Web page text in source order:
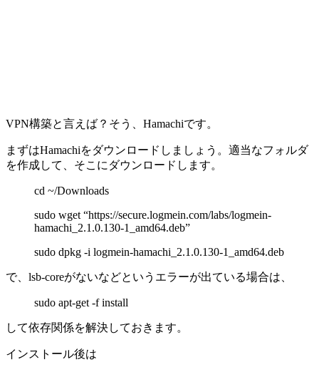
VPN構築と言えば？そう、Hamachiです。
まずはHamachiをダウンロードしましょう。適当なフォルダ
を作成して、そこにダウンロードします。
cd ~/Downloads
sudo wget “https://secure.logmein.com/labs/logmein-
hamachi_2.1.0.130-1_amd64.deb”
sudo dpkg -i logmein-hamachi_2.1.0.130-1_amd64.deb
で、lsb-coreがないなどというエラーが出ている場合は、
sudo apt-get -f install
して依存関係を解決しておきます。
インストール後は